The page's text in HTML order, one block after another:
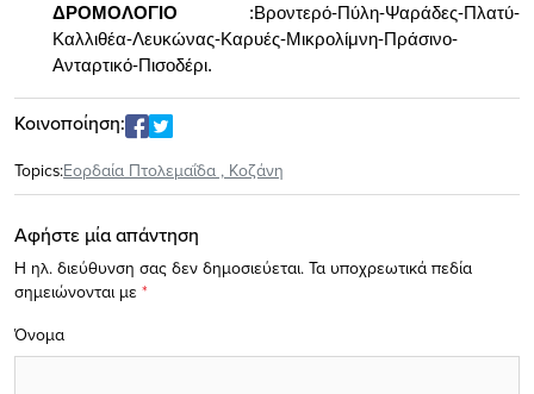
ΔΡΟΜΟΛΟΓΙΟ
:Βροντερό-Πύλη-Ψαράδες-Πλατύ-
Καλλιθέα-Λευκώνας-Καρυές-Μικρολίμνη-Πράσινο-
Ανταρτικό-Πισοδέρι.
Κοινοποίηση:
Topics:Εορδαία Πτολεμαΐδα , Κοζάνη
Αφήστε μία απάντηση
Η ηλ. διεύθυνση σας δεν δημοσιεύεται. Τα υποχρεωτικά πεδία
σημειώνονται με *
Όνομα